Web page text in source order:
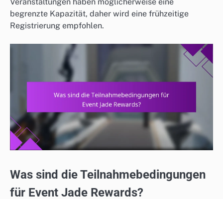
begrenzte Kapazität, daher wird eine frühzeitige
Registrierung empfohlen.
Was sind die Teilnahmebedingungen
für Event Jade Rewards?